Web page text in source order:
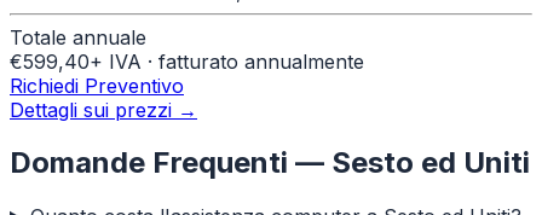
Totale annuale
€599,40+ IVA · fatturato annualmente
Richiedi Preventivo
Dettagli sui prezzi →
Domande Frequenti — Sesto ed Uniti